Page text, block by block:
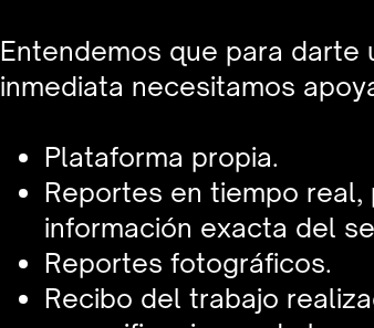
Entendemos que para darte
inmediata necesitamos
Plataforma propia.
Reportes en tiempo
información exacta del
Reportes fotográficos.
Recibo del trabajo